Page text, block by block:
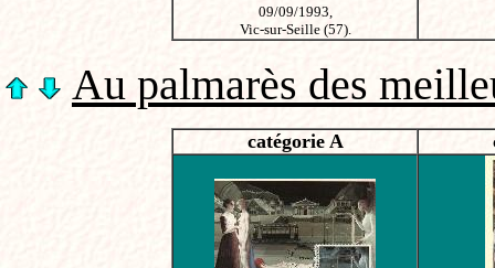
09/09/1993,
Vic-sur-Seille (57).
Au palmarès des
catégorie A